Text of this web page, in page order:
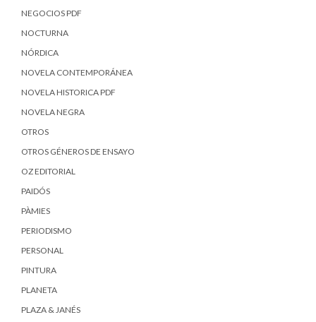
NEGOCIOS PDF
NOCTURNA
NÓRDICA
NOVELA CONTEMPORÁNEA
NOVELA HISTORICA PDF
NOVELA NEGRA
OTROS
OTROS GÉNEROS DE ENSAYO
OZ EDITORIAL
PAIDÓS
PÀMIES
PERIODISMO
PERSONAL
PINTURA
PLANETA
PLAZA & JANÉS